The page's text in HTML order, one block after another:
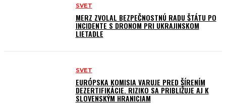
SVET
MERZ ZVOLAL BEZPEČNOSTNÚ RADU ŠTÁTU PO
INCIDENTE S DRONOM PRI UKRAJINSKOM
LIETADLE
SVET
EURÓPSKA KOMISIA VARUJE PRED ŠÍRENÍM
DEZERTIFIKÁCIE. RIZIKO SA PRIBLIŽUJE AJ K
SLOVENSKÝM HRANICIAM